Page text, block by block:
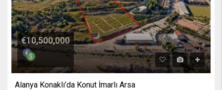
€10,500,000
Alanya Konaklı’da Konut İmarlı Arsa